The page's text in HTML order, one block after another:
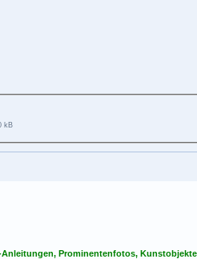
kB
Prominentenfotos,